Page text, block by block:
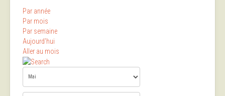
Par année
Par mois
Par semaine
Aujourd'hui
Aller au mois